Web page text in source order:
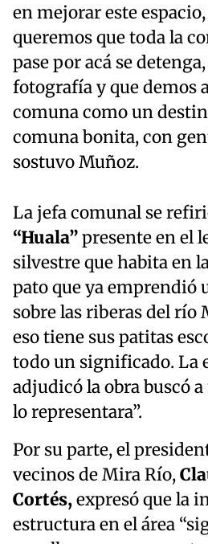
en mejorar este
queremos que toda la
pase por acá se
fotografía y que demos
comuna como un
comuna bonita, con
sostuvo Muñoz.
La jefa comunal se
“Huala”presente en el
silvestre que habita en
pato que ya emprendió
sobre las riberas del río
eso tiene sus patitas
todo un significado. La
adjudicó la obra buscó
lo representara”.
Por su parte, el
vecinos de Mira Río,
Cortés,expresó que la
estructura en el área